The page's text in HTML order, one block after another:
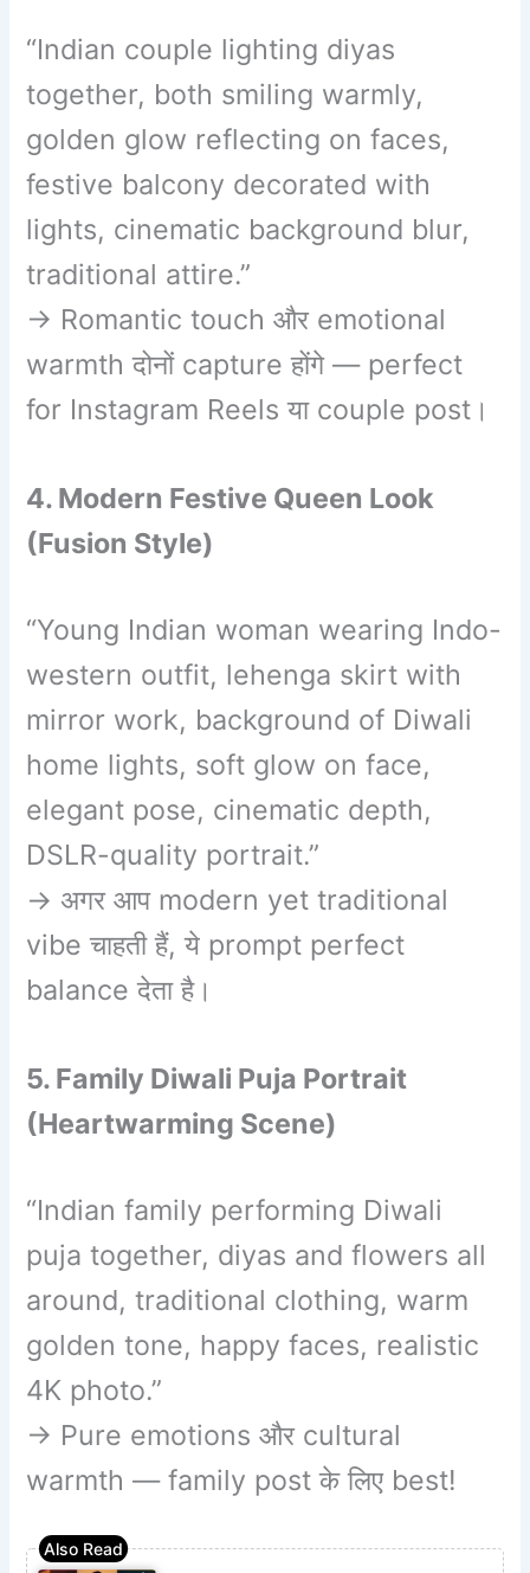
“Indian couple lighting diyas
together, both smiling warmly,
golden glow reflecting on faces,
festive balcony decorated with
lights, cinematic background blur,
traditional attire.”
→ Romantic touch और emotional
warmth दोनों capture होंगे — perfect
for Instagram Reels या couple post।
4. Modern Festive Queen Look
(Fusion Style)
“Young Indian woman wearing Indo-
western outfit, lehenga skirt with
mirror work, background of Diwali
home lights, soft glow on face,
elegant pose, cinematic depth,
DSLR-quality portrait.”
→ अगर आप modern yet traditional
vibe चाहती हैं, ये prompt perfect
balance देता है।
5. Family Diwali Puja Portrait
(Heartwarming Scene)
“Indian family performing Diwali
puja together, diyas and flowers all
around, traditional clothing, warm
golden tone, happy faces, realistic
4K photo.”
→ Pure emotions और cultural
warmth — family post के लिए best!